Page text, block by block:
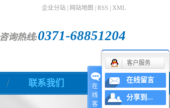
企业分站| 网站地图 RSS XML
咨询热线:0371-68851204
联系我们
在
线
客
客户服务
在线留言
分享到...